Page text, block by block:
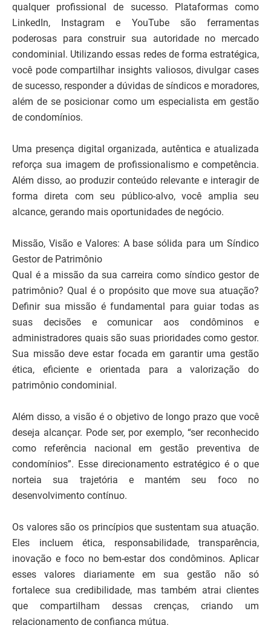
qualquer profissional de sucesso. Plataformas como
LinkedIn, Instagram e YouTube são ferramentas
poderosas para construir sua autoridade no mercado
condominial. Utilizando essas redes de forma estratégica,
você pode compartilhar insights valiosos, divulgar cases
de sucesso, responder a dúvidas de síndicos e moradores,
além de se posicionar como um especialista em gestão
de condomínios.
Uma presença digital organizada, autêntica e atualizada
reforça sua imagem de profissionalismo e competência.
Além disso, ao produzir conteúdo relevante e interagir de
forma direta com seu público-alvo, você amplia seu
alcance, gerando mais oportunidades de negócio.
Missão, Visão e Valores: A base sólida para um Síndico
Gestor de Patrimônio
Qual é a missão da sua carreira como síndico gestor de
patrimônio? Qual é o propósito que move sua atuação?
Definir sua missão é fundamental para guiar todas as
suas decisões e comunicar aos condôminos e
administradores quais são suas prioridades como gestor.
Sua missão deve estar focada em garantir uma gestão
ética, eficiente e orientada para a valorização do
patrimônio condominial.
Além disso, a visão é o objetivo de longo prazo que você
deseja alcançar. Pode ser, por exemplo, “ser reconhecido
como referência nacional em gestão preventiva de
condomínios”. Esse direcionamento estratégico é o que
norteia sua trajetória e mantém seu foco no
desenvolvimento contínuo.
Os valores são os princípios que sustentam sua atuação.
Eles incluem ética, responsabilidade, transparência,
inovação e foco no bem-estar dos condôminos. Aplicar
esses valores diariamente em sua gestão não só
fortalece sua credibilidade, mas também atrai clientes
que compartilham dessas crenças, criando um
relacionamento de confiança mútua.